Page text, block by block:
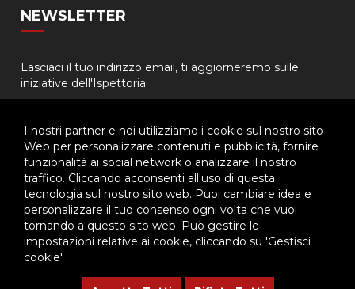
I nostri partner e noi utilizziamo i cookie sul nostro sito
Web per personalizzare contenuti e pubblicità, fornire
funzionalità ai social network o analizzare il nostro
traffico. Cliccando acconsenti all'uso di questa
tecnologia sul nostro sito web. Puoi cambiare idea e
personalizzare il tuo consenso ogni volta che vuoi
tornando a questo sito web. Può gestire le
impostazioni relative ai cookie, cliccando su 'Gestisci
cookie'.
NEWSLETTER
Lasciaci il tuo indirizzo email, ti aggiorneremo sulle
iniziative dell'Ispettoria
© 2026 - Ispettoria Salesiana Meridionale - All rights reserved. | P.IVA
80057280630 |
Privacy & Cookie Policy - Gestisci Cookie
Questo plugin utilizza cookie per raccogliere dati e cookie di